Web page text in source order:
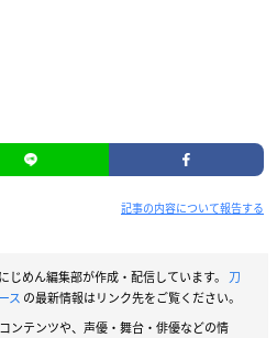
記事の内容について報告する
じめん編集部が作成・配信しています。 刀
ス の最新情報はリンク先をご覧ください。
ンテンツや、声優・舞台・俳優などの情